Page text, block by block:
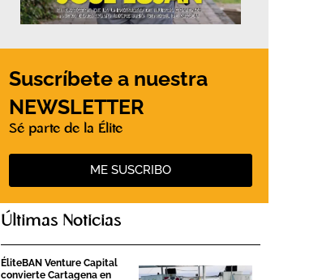
Suscríbete a nuestra
NEWSLETTER
Sé parte de la Élite
ME SUSCRIBO
Últimas Noticias
ÉliteBAN Venture Capital
convierte Cartagena en